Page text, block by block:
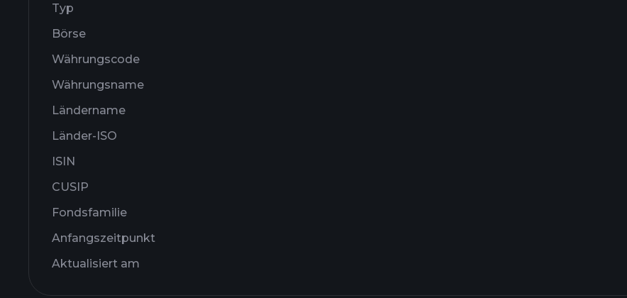
Typ
Börse
Währungscode
Währungsname
Ländername
Länder-ISO
ISIN
CUSIP
Fondsfamilie
Anfangszeitpunkt
Aktualisiert am